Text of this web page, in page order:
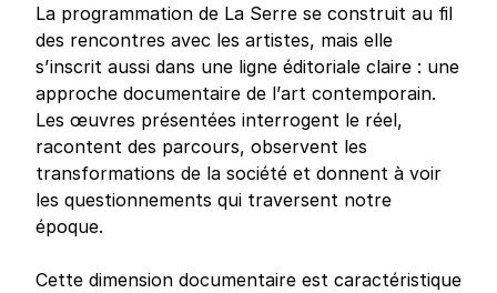
La programmation de La Serre se construit au fil
des rencontres avec les artistes, mais elle
s’inscrit aussi dans une ligne éditoriale claire : une
approche documentaire de l’art contemporain.
Les œuvres présentées interrogent le réel,
racontent des parcours, observent les
transformations de la société et donnent à voir
les questionnements qui traversent notre
époque.
Cette dimension documentaire est caractéristique